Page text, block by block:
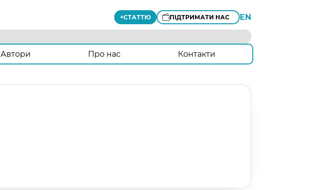
+СТАТТЮ ПІДТРИМАТИ НАС EN
Автори Про нас Контакти